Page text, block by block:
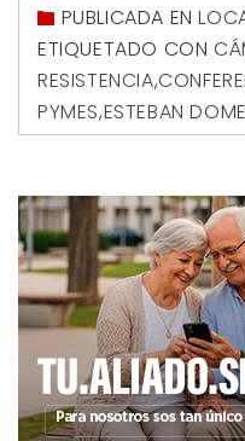
PUBLICADA EN
ETIQUETADO CON
RESISTENCIA,
PYMES,ESTEBAN